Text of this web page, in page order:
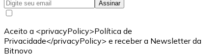
Assinar
Aceito a <privacyPolicy>Política de
Privacidade</privacyPolicy> e receber a Newsletter da
Bitnovo